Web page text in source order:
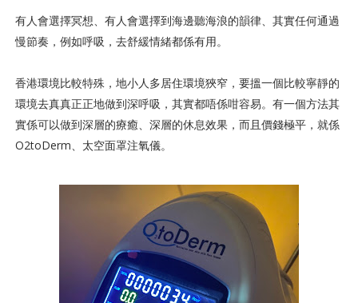
有人會選擇冥想、有人會選擇到海邊聽海浪的韻律、其實任何通過
慢節奏，例如呼吸，去舒緩情緒都係有用。
香港環境比較特殊，地小人多居住環境狹窄，要搵一個比較寧靜的
環境去真真正正地做到深呼吸，其實都唔係咁容易。有一個方法其
實係可以做到深層的療癒、深層的休息效果，而且價錢極平，就係
O2toDerm、太空面罩注氧儀。